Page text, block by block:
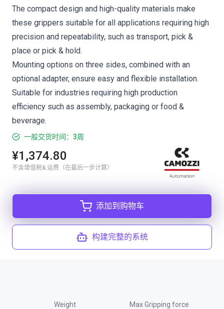
The compact design and high-quality materials make
these grippers suitable for all applications requiring high
precision and repeatability, such as transport, pick &
place or pick & hold.
Mounting options on three sides, combined with an
optional adapter, ensure easy and flexible installation.
Suitable for industries requiring high production
efficiency such as assembly, packaging or food &
beverage.
一般交货时间：3周
¥1,374.80
不含增值税& 运费（在最后一步计算）
添加到购物车
构建完整的系统
Weight Max Gripping force